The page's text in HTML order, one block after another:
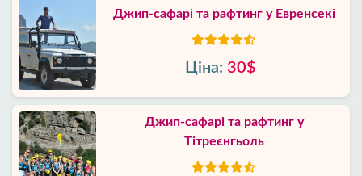
Джип-сафарі та рафтинг у Евренсекі
Ціна: 30$
Джип-сафарі та рафтинг у
Тітреєнгьоль